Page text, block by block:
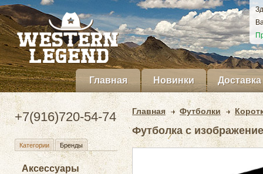
Главная Новинки Доставка
+7(916)720-54-74
Категории Бренды
Аксессуары
Главная Футболки
Футболка с